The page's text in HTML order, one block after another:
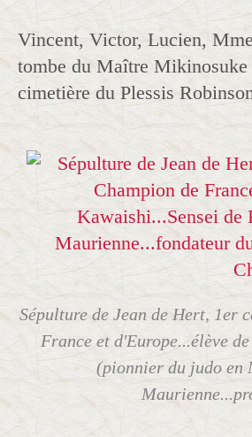
Vincent, Victor, Lucien,
tombe du Maître
cimetière du Plessis
Sépulture de Jean de Hert, 1er
France et d'Europe...élève
(pionnier du judo en